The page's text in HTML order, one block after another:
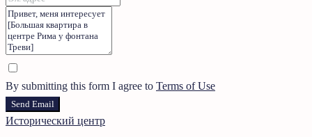
By submitting this form I agree to Terms of Use
Send Email
Исторический центр